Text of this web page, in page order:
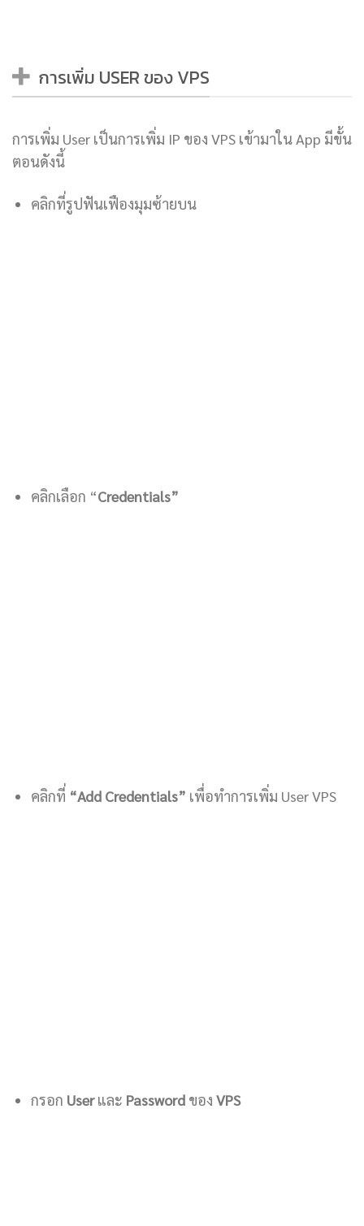
การเพิ่ม USER ของ VPS
การเพิ่ม User เป็นการเพิ่ม IP ของ VPS เข้ามาใน App มีขั้น
ตอนดังนี้
คลิกที่รูปฟันเฟืองมุมซ้ายบน
คลิกเลือก “Credentials”
คลิกที่ “Add Credentials” เพื่อทำการเพิ่ม User VPS
กรอก Userและ Password ของVPS